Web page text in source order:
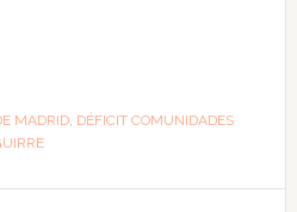
MADRID, DÉFICIT COMUNIDADES